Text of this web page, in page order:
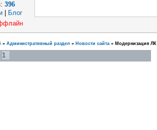
396
Блог
» Административный раздел » Новости сайта » Модернизация ЛК
1